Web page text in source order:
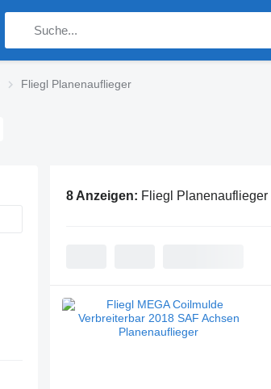
Fliegl Planenauflieger
8 Anzeigen: Fliegl Planenauflieger